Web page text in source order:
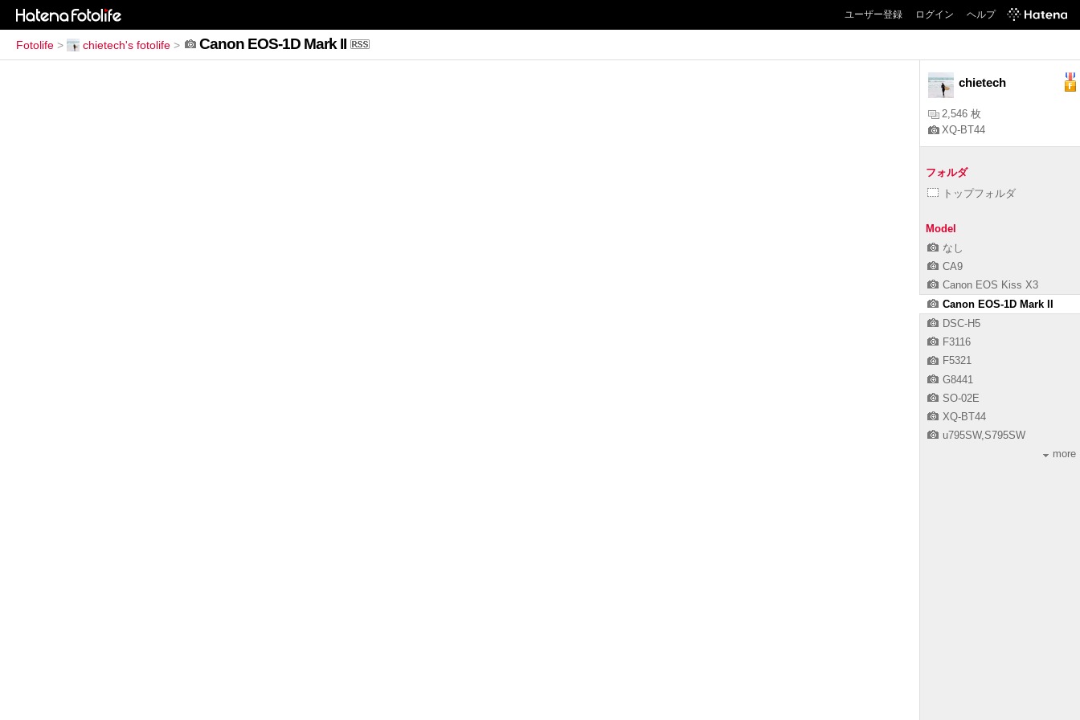
ユーザー登録 ログイン ヘルプ
Fotolife > chietech's fotolife > Canon EOS-1D Mark II
chietech
2,546 枚
XQ-BT44
フォルダ
トップフォルダ
Model
なし
CA9
Canon EOS Kiss X3
Canon EOS-1D Mark II
DSC-H5
F3116
F5321
G8441
SO-02E
XQ-BT44
u795SW,S795SW
more